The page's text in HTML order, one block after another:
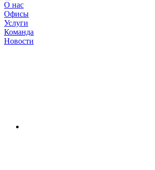
О нас
Офисы
Услуги
Команда
Новости